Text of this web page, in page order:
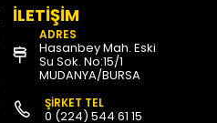
İLETİŞİM
ADRES
Hasanbey Mah. Eski
Su Sok. No:15/1
MUDANYA/BURSA
ŞİRKET TEL
0 (224) 544 61 15